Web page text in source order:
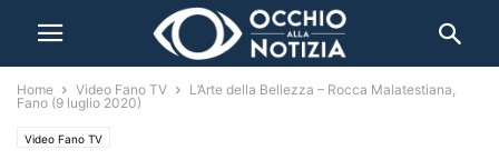
Home Video Fano TV
L’Arte della Bellezza – Rocca Malatestiana,
Fano (9 luglio 2020)
Video Fano TV